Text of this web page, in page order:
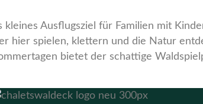
Ausflugsziel für Familien mit
hier spielen, klettern und die Natur
bietet der schattige